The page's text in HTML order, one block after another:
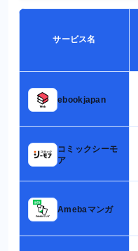
サービス名
ebookjapan
コミックシーモ
ア
Amebaマンガ